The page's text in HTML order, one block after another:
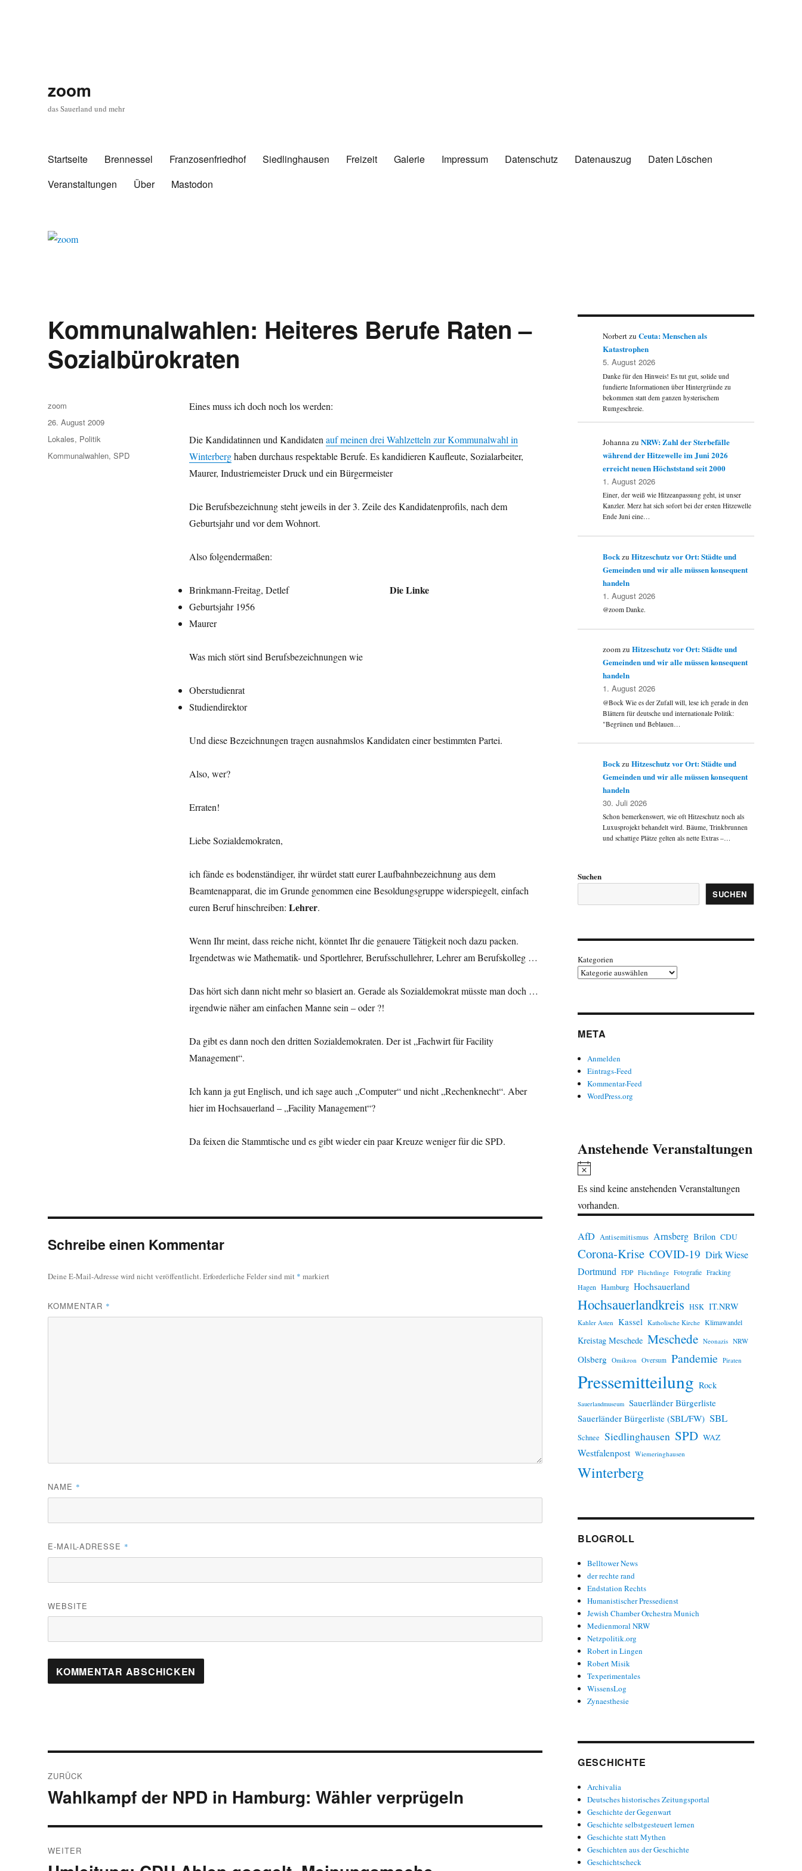
zoom
das Sauerland und mehr
Startseite Brennessel Franzosenfriedhof Siedlinghausen Freizeit Galerie Impressum Datenschutz Datenauszug
Daten Löschen
Veranstaltungen
Über Mastodon
Kommunalwahlen: Heiteres Berufe Raten –
Sozialbürokraten
Eines muss ich doch noch los werden:
Die Kandidatinnen und Kandidatenauf meinen drei Wahlzetteln zur Kommunalwahl in
Winterberghaben durchaus respektable Berufe. Es kandidieren Kaufleute, Sozialarbeiter,
Maurer, Industriemeister Druck und ein Bürgermeister
Die Berufsbezeichnung steht jeweils in der 3. Zeile des Kandidatenprofils, nach dem
Geburtsjahr und vor dem Wohnort.
Also folgendermaßen:
Brinkmann-Freitag, Detlef Die Linke
Geburtsjahr 1956
Maurer
Was mich stört sind Berufsbezeichnungen wie
Oberstudienrat
Studiendirektor
Und diese Bezeichnungen tragen ausnahmslos Kandidaten einer bestimmten Partei.
Also, wer?
Erraten!
Liebe Sozialdemokraten,
ich fände es bodenständiger, ihr würdet statt eurer Laufbahnbezeichnung aus dem
Beamtenapparat, die im Grunde genommen eine Besoldungsgruppe widerspiegelt, einfach
euren Beruf hinschreiben: Lehrer.
Wenn Ihr meint, dass reiche nicht, könntet Ihr die genauere Tätigkeit noch dazu packen.
Irgendetwas wie Mathematik- und Sportlehrer, Berufsschullehrer, Lehrer am Berufskolleg …
Das hört sich dann nicht mehr so blasiert an. Gerade als Sozialdemokrat müsste man doch …
irgendwie näher am einfachen Manne sein – oder ?!
Da gibt es dann noch den dritten Sozialdemokraten. Der ist „Fachwirt für Facility
Management“.
Ich kann ja gut Englisch, und ich sage auch „Computer“ und nicht „Rechenknecht“. Aber
hier im Hochsauerland – „Facility Management“?
Da feixen die Stammtische und es gibt wieder ein paar Kreuze weniger für die SPD.
Autor
zoom
Veröffentlicht
am
26. August 2009
Kategorien
Lokales, Politik
Schlagwörter
Kommunalwahlen,SPD
Schreibe einen Kommentar
Deine E-Mail-Adresse wird nicht veröffentlicht.Erforderliche Felder sind mit * markiert
KOMMENTAR *
NAME *
E-MAIL-ADRESSE *
WEBSITE
ZURÜCK
Vorheriger
Wahlkampf der NPD in Hamburg: Wähler verprügeln
WEITER
NorbertzuCeuta: Menschen als
Katastrophen
5. August 2026
Danke für den Hinweis! Es tut gut, solide und
fundierte Informationen über Hintergründe zu
bekommen statt dem ganzen hysterischem
Rumgeschreie.
JohannazuNRW: Zahl der Sterbefälle
während der Hitzewelle im Juni 2026
erreicht neuen Höchststand seit 2000
1. August 2026
Einer, der weiß wie Hitzeanpassung geht, ist unser
Kanzler. Merz hat sich sofort bei der ersten Hitzewelle
Ende Juni eine…
BockzuHitzeschutz vor Ort: Städte und
Gemeinden und wir alle müssen konsequent
handeln
1. August 2026
@zoom Danke.
zoomzuHitzeschutz vor Ort: Städte und
Gemeinden und wir alle müssen konsequent
handeln
1. August 2026
@Bock Wie es der Zufall will, lese ich gerade in den
Blättern für deutsche und internationale Politik:
"Begrünen und Beblauen…
BockzuHitzeschutz vor Ort: Städte und
Gemeinden und wir alle müssen konsequent
handeln
30. Juli 2026
Schon bemerkenswert, wie oft Hitzeschutz noch als
Luxusprojekt behandelt wird. Bäume, Trinkbrunnen
und schattige Plätze gelten als nette Extras –…
Suchen
SUCHEN
Kategorien
META
Anmelden
Eintrags-Feed
Kommentar-Feed
WordPress.org
Anstehende Veranstaltungen
H
i
n
w
e
i
s
Es sind keine anstehenden Veranstaltungen
vorhanden.
AfD Antisemitismus Arnsberg Brilon CDU
Corona-Krise COVID-19 Dirk Wiese
Dortmund FDP Flüchtlinge Fotografie Fracking
Hagen Hamburg Hochsauerland
Hochsauerlandkreis HSK IT.NRW
Kahler Asten Kassel Katholische Kirche Klimawandel
Kreistag Meschede Meschede Neonazis NRW
Olsberg Omikron Oversum Pandemie Piraten
Pressemitteilung Rock
Sauerlandmuseum Sauerländer Bürgerliste
Sauerländer Bürgerliste (SBL/FW) SBL
Schnee Siedlinghausen SPD WAZ
Westfalenpost Wiemeringhausen
Winterberg
BLOGROLL
Belltower News
der rechte rand
Endstation Rechts
Humanistischer Pressedienst
Jewish Chamber Orchestra Munich
Medienmoral NRW
Netzpolitik.org
Robert in Lingen
Robert Misik
Texperimentales
WissensLog
Zynaesthesie
GESCHICHTE
Archivalia
Deutsches historisches Zeitungsportal
Geschichte der Gegenwart
Geschichte selbstgesteuert lernen
Geschichte statt Mythen
Geschichten aus der Geschichte
Geschichtscheck